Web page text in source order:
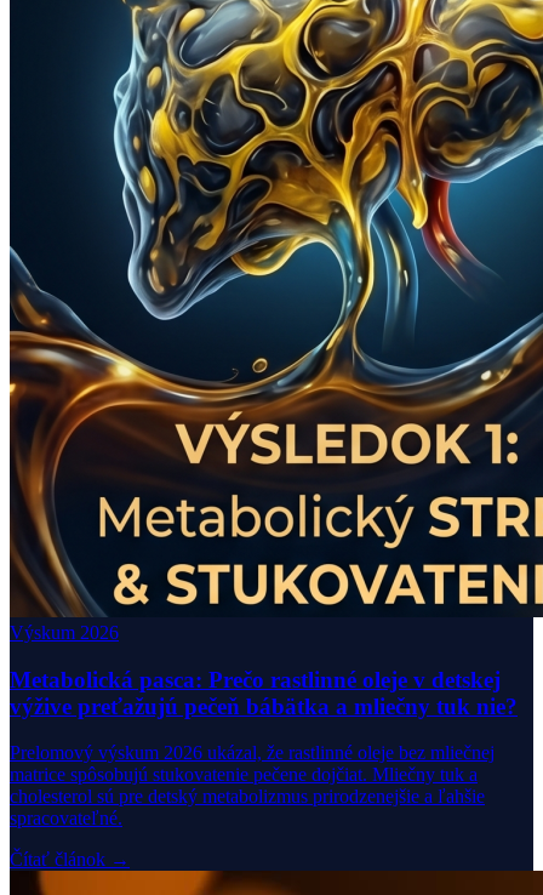
Výskum 2026
Metabolická pasca: Prečo rastlinné oleje v detskej
výžive preťažujú pečeň bábätka a mliečny tuk nie?
Prelomový výskum 2026 ukázal, že rastlinné oleje bez mliečnej
matrice spôsobujú stukovatenie pečene dojčiat. Mliečny tuk a
cholesterol sú pre detský metabolizmus prirodzenejšie a ľahšie
spracovateľné.
Čítať článok →